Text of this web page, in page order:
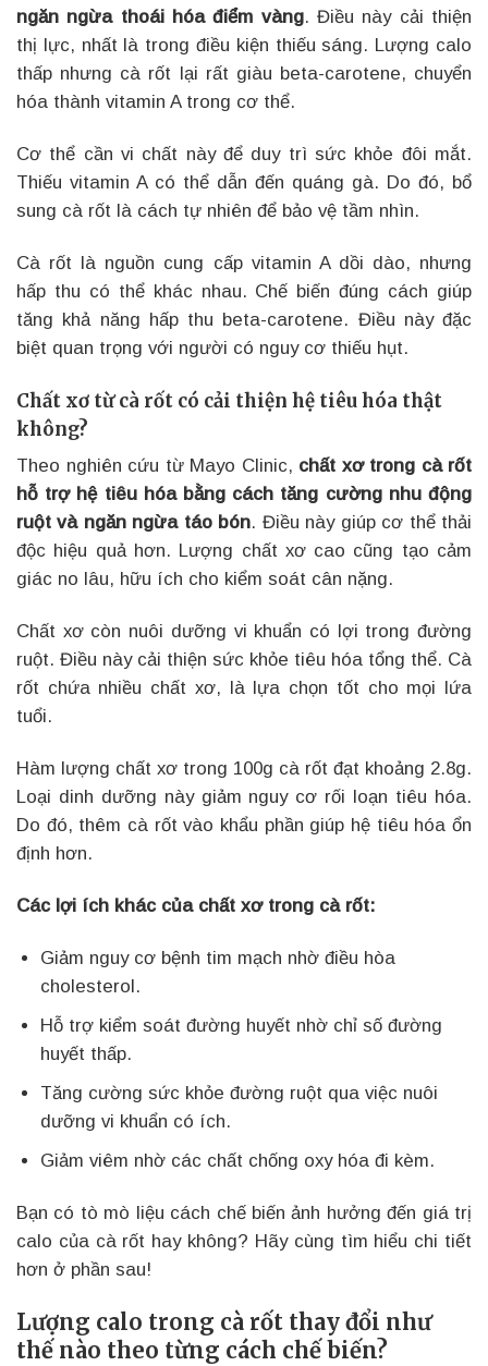
ngăn ngừa thoái hóa điểm vàng. Điều này cải thiện
thị lực, nhất là trong điều kiện thiếu sáng. Lượng calo
thấp nhưng cà rốt lại rất giàu beta-carotene, chuyển
hóa thành vitamin A trong cơ thể.
Cơ thể cần vi chất này để duy trì sức khỏe đôi mắt.
Thiếu vitamin A có thể dẫn đến quáng gà. Do đó, bổ
sung cà rốt là cách tự nhiên để bảo vệ tầm nhìn.
Cà rốt là nguồn cung cấp vitamin A dồi dào, nhưng
hấp thu có thể khác nhau. Chế biến đúng cách giúp
tăng khả năng hấp thu beta-carotene. Điều này đặc
biệt quan trọng với người có nguy cơ thiếu hụt.
Chất xơ từ cà rốt có cải thiện hệ tiêu hóa thật
không?
Theo nghiên cứu từ Mayo Clinic, chất xơ trong cà rốt
hỗ trợ hệ tiêu hóa bằng cách tăng cường nhu động
ruột và ngăn ngừa táo bón. Điều này giúp cơ thể thải
độc hiệu quả hơn. Lượng chất xơ cao cũng tạo cảm
giác no lâu, hữu ích cho kiểm soát cân nặng.
Chất xơ còn nuôi dưỡng vi khuẩn có lợi trong đường
ruột. Điều này cải thiện sức khỏe tiêu hóa tổng thể. Cà
rốt chứa nhiều chất xơ, là lựa chọn tốt cho mọi lứa
tuổi.
Hàm lượng chất xơ trong 100g cà rốt đạt khoảng 2.8g.
Loại dinh dưỡng này giảm nguy cơ rối loạn tiêu hóa.
Do đó, thêm cà rốt vào khẩu phần giúp hệ tiêu hóa ổn
định hơn.
Các lợi ích khác của chất xơ trong cà rốt:
Giảm nguy cơ bệnh tim mạch nhờ điều hòa
cholesterol.
Hỗ trợ kiểm soát đường huyết nhờ chỉ số đường
huyết thấp.
Tăng cường sức khỏe đường ruột qua việc nuôi
dưỡng vi khuẩn có ích.
Giảm viêm nhờ các chất chống oxy hóa đi kèm.
Bạn có tò mò liệu cách chế biến ảnh hưởng đến giá trị
calo của cà rốt hay không? Hãy cùng tìm hiểu chi tiết
hơn ở phần sau!
Lượng calo trong cà rốt thay đổi như
thế nào theo từng cách chế biến?